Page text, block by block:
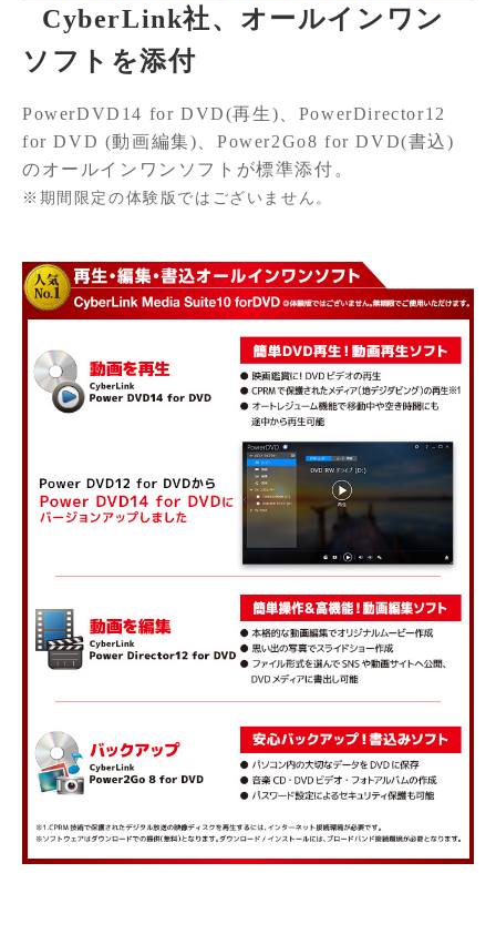
CyberLink社、オールインワン
ソフトを添付
PowerDVD14 for DVD(再生)、PowerDirector12
for DVD (動画編集)、Power2Go8 for DVD(書込)
のオールインワンソフトが標準添付。
※期間限定の体験版ではございません。